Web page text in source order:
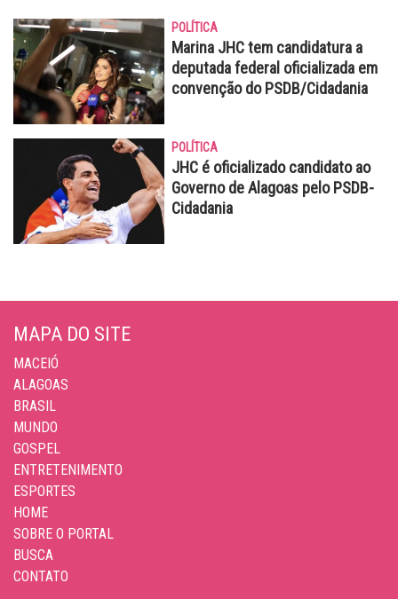
POLÍTICA
Marina JHC tem candidatura a
deputada federal oficializada em
convenção do PSDB/Cidadania
POLÍTICA
JHC é oficializado candidato ao
Governo de Alagoas pelo PSDB-
Cidadania
MAPA DO SITE
MACEIÓ
ALAGOAS
BRASIL
MUNDO
GOSPEL
ENTRETENIMENTO
ESPORTES
HOME
SOBRE O PORTAL
BUSCA
CONTATO